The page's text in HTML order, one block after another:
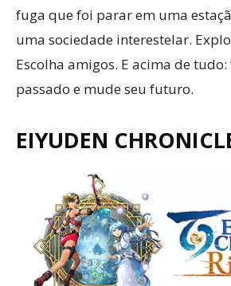
fuga que foi parar em uma
uma sociedade interestelar.
Escolha amigos. E acima de
passado e mude seu futuro.
EIYUDEN